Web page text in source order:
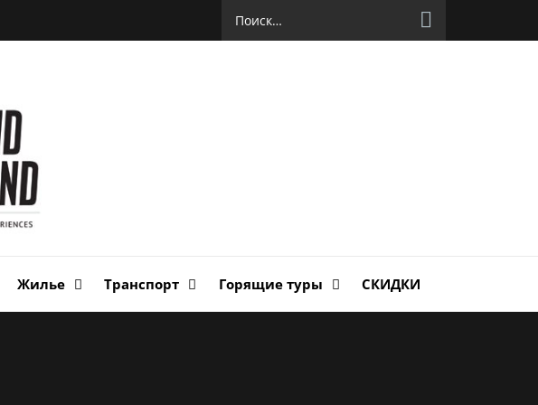
Жилье Транспорт Горящие туры СКИДКИ